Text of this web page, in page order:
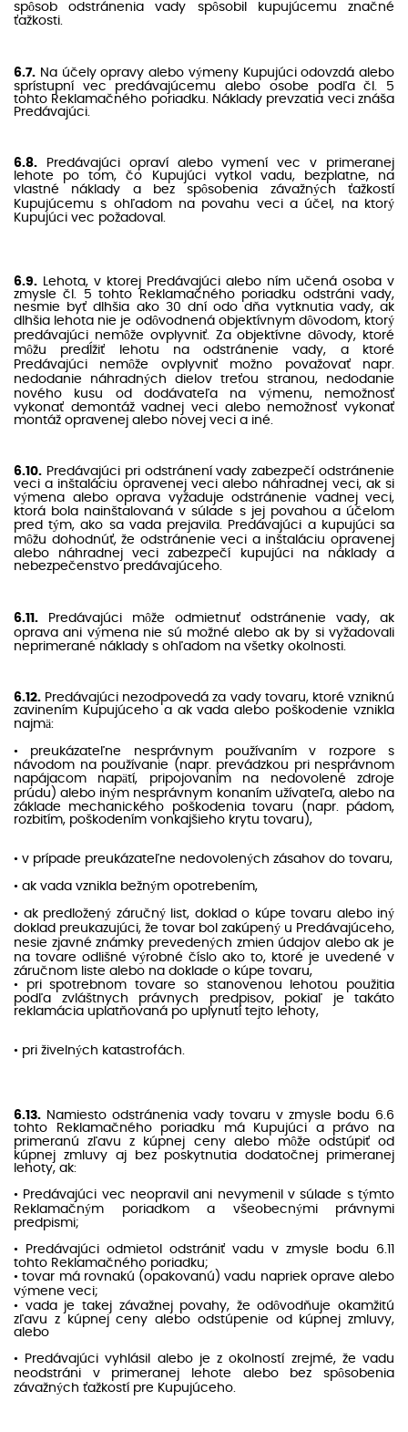
spôsob odstránenia vady spôsobil kupujúcemu značné
ťažkosti.
6.7. Na účely opravy alebo výmeny Kupujúci odovzdá alebo
sprístupní vec predávajúcemu alebo osobe podľa čl. 5
tohto Reklamačného poriadku. Náklady prevzatia veci znáša
Predávajúci.
6.8. Predávajúci opraví alebo vymení vec v primeranej
lehote po tom, čo Kupujúci vytkol vadu, bezplatne, na
vlastné náklady a bez spôsobenia závažných ťažkostí
Kupujúcemu s ohľadom na povahu veci a účel, na ktorý
Kupujúci vec požadoval.
6.9. Lehota, v ktorej Predávajúci alebo ním učená osoba v
zmysle čl. 5 tohto Reklamačného poriadku odstráni vady,
nesmie byť dlhšia ako 30 dní odo dňa vytknutia vady, ak
dlhšia lehota nie je odôvodnená objektívnym dôvodom, ktorý
predávajúci nemôže ovplyvniť. Za objektívne dôvody, ktoré
môžu predĺžiť lehotu na odstránenie vady, a ktoré
Predávajúci nemôže ovplyvniť možno považovať napr.
nedodanie náhradných dielov treťou stranou, nedodanie
nového kusu od dodávateľa na výmenu, nemožnosť
vykonať demontáž vadnej veci alebo nemožnosť vykonať
montáž opravenej alebo novej veci a iné.
6.10. Predávajúci pri odstránení vady zabezpečí odstránenie
veci a inštaláciu opravenej veci alebo náhradnej veci, ak si
výmena alebo oprava vyžaduje odstránenie vadnej veci,
ktorá bola nainštalovaná v súlade s jej povahou a účelom
pred tým, ako sa vada prejavila. Predávajúci a kupujúci sa
môžu dohodnúť, že odstránenie veci a inštaláciu opravenej
alebo náhradnej veci zabezpečí kupujúci na náklady a
nebezpečenstvo predávajúceho.
6.11. Predávajúci môže odmietnuť odstránenie vady, ak
oprava ani výmena nie sú možné alebo ak by si vyžadovali
neprimerané náklady s ohľadom na všetky okolnosti.
6.12. Predávajúci nezodpovedá za vady tovaru, ktoré vzniknú
zavinením Kupujúceho a ak vada alebo poškodenie vznikla
najmä:
• preukázateľne nesprávnym používaním v rozpore s
návodom na používanie (napr. prevádzkou pri nesprávnom
napájacom napätí, pripojovaním na nedovolené zdroje
prúdu) alebo iným nesprávnym konaním užívateľa, alebo na
základe mechanického poškodenia tovaru (napr. pádom,
rozbitím, poškodením vonkajšieho krytu tovaru),
• v prípade preukázateľne nedovolených zásahov do tovaru,
• ak vada vznikla bežným opotrebením,
• ak predložený záručný list, doklad o kúpe tovaru alebo iný
doklad preukazujúci, že tovar bol zakúpený u Predávajúceho,
nesie zjavné známky prevedených zmien údajov alebo ak je
na tovare odlišné výrobné číslo ako to, ktoré je uvedené v
záručnom liste alebo na doklade o kúpe tovaru,
• pri spotrebnom tovare so stanovenou lehotou použitia
podľa zvláštnych právnych predpisov, pokiaľ je takáto
reklamácia uplatňovaná po uplynutí tejto lehoty,
• pri živelných katastrofách.
6.13. Namiesto odstránenia vady tovaru v zmysle bodu 6.6
tohto Reklamačného poriadku má Kupujúci a právo na
primeranú zľavu z kúpnej ceny alebo môže odstúpiť od
kúpnej zmluvy aj bez poskytnutia dodatočnej primeranej
lehoty, ak:
• Predávajúci vec neopravil ani nevymenil v súlade s týmto
Reklamačným poriadkom a všeobecnými právnymi
predpismi;
• Predávajúci odmietol odstrániť vadu v zmysle bodu 6.11
tohto Reklamačného poriadku;
• tovar má rovnakú (opakovanú) vadu napriek oprave alebo
výmene veci;
• vada je takej závažnej povahy, že odôvodňuje okamžitú
zľavu z kúpnej ceny alebo odstúpenie od kúpnej zmluvy,
alebo
• Predávajúci vyhlásil alebo je z okolností zrejmé, že vadu
neodstráni v primeranej lehote alebo bez spôsobenia
závažných ťažkostí pre Kupujúceho.